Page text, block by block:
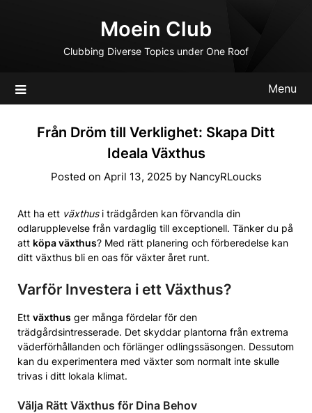
Moein Club
Clubbing Diverse Topics under One Roof
Menu
Från Dröm till Verklighet: Skapa Ditt
Ideala Växthus
Posted on April 13, 2025by NancyRLoucks
Att ha ett växthusi trädgården kan förvandla din
odlarupplevelse från vardaglig till exceptionell. Tänker du på
att köpa växthus? Med rätt planering och förberedelse kan
ditt växthus bli en oas för växter året runt.
Varför Investera i ett Växthus?
Ett växthus ger många fördelar för den
trädgårdsintresserade. Det skyddar plantorna från extrema
väderförhållanden och förlänger odlingssäsongen. Dessutom
kan du experimentera med växter som normalt inte skulle
trivas i ditt lokala klimat.
Välja Rätt Växthus för Dina Behov